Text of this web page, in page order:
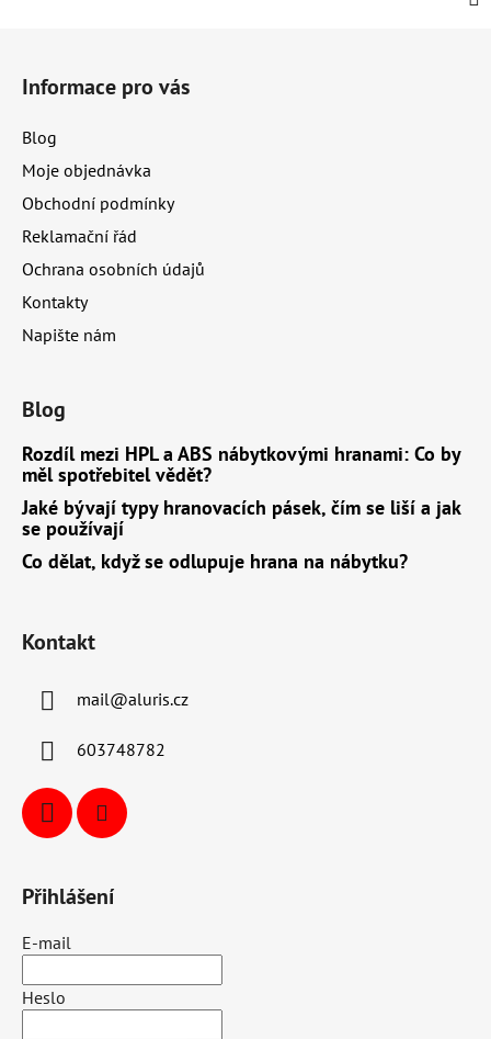
Informace pro vás
Blog
Moje objednávka
Obchodní podmínky
Reklamační řád
Ochrana osobních údajů
Kontakty
Napište nám
Blog
Rozdíl mezi HPL a ABS nábytkovými hranami: Co by
měl spotřebitel vědět?
Jaké bývají typy hranovacích pásek, čím se liší a jak
se používají
Co dělat, když se odlupuje hrana na nábytku?
Kontakt
mail@aluris.cz
603748782
Přihlášení
E-mail
Heslo